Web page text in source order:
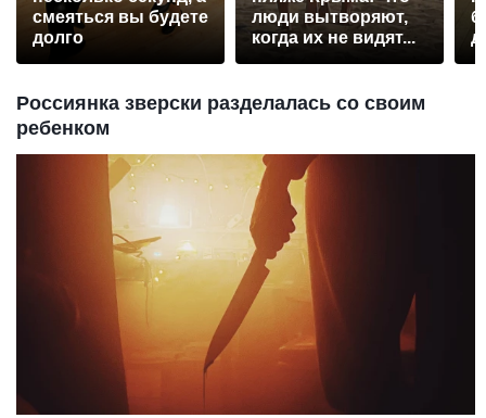
смеяться вы будете
долго
люди вытворяют,
когда их не видят...
Россиянка зверски разделалась со своим
ребенком